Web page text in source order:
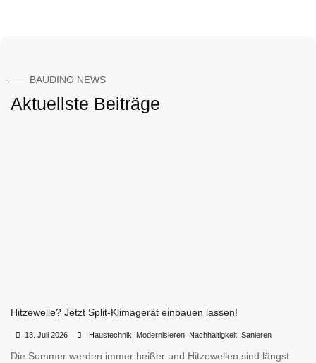
BAUDINO NEWS
Aktuellste Beiträge
Hitzewelle? Jetzt Split-Klimagerät einbauen lassen!
13. Juli 2026 Haustechnik Modernisieren, Nachhaltigkeit, Sanieren
Die Sommer werden immer heißer und Hitzewellen sind längst